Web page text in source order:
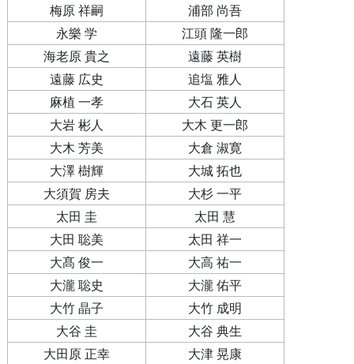
梅原 祥嗣
浦部 尚吾
永樂 学
江頭 隆一郎
海老原 貴之
遠藤 英樹
遠藤 広史
追塩 雅人
麻植 一孝
大石 英人
大岩 彬人
大木 更一郎
大木 芳美
大倉 淑寛
大澤 樹輝
大城 拓也
大須賀 房夫
大杉 一平
太田 圭
太田 慧
大田 聡美
太田 祥一
大髙 俊一
大高 祐一
大瀧 聡史
大瀧 佑平
大竹 晶子
大竹 成明
大谷 圭
大谷 典生
大田原 正幸
大津 晃康